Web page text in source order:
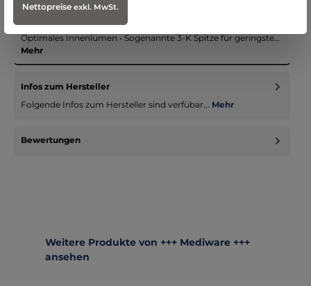
Beschreibung
• Mit leicht geneigter Kanüle, um das Einführen zu erleichtern •
Optimales Innenlumen • Sogenannte 3-K Spitze für geringste…
Mehr
Infos zum Hersteller
Folgende Infos zum Hersteller sind verfübar... Mehr
Bewertungen
Produktgalerie überspringen
Weitere Produkte von +++ Mediware +++
ansehen
Nettopreiseexkl. MwSt.